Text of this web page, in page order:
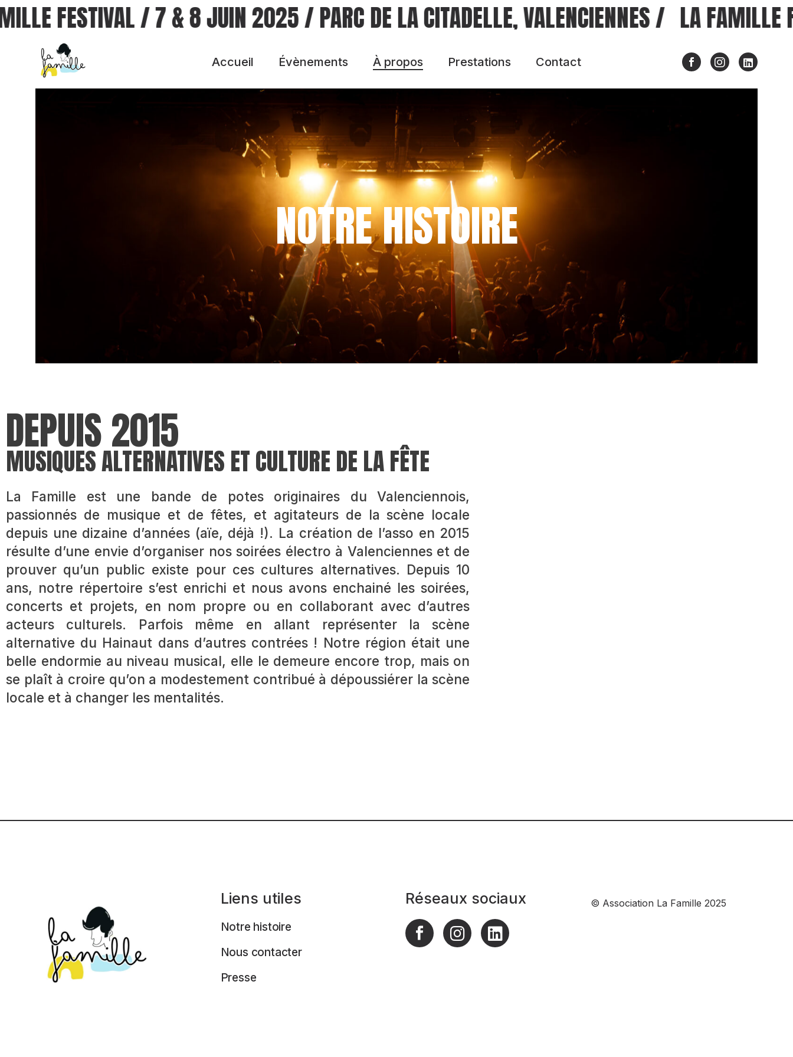
FESTIVAL/7 & 8 JUIN 2025/PARC DE LA CITADELLE, VALENCIENNES/ LA FAMILLE
Accueil Évènements
Festival
Passés
À propos
Notre histoire
Prestations
Nos artistes
Savoir-faire
Contact
Presse
NOTRE HISTOIRE
DEPUIS 2015
MUSIQUES ALTERNATIVES ET CULTURE DE LA FÊTE
La Famille est une bande de potes originaires du Valenciennois,
passionnés de musique et de fêtes, et agitateurs de la scène locale
depuis une dizaine d’années (aïe, déjà !). La création de l’asso en 2015
résulte d’une envie d’organiser nos soirées électro à Valenciennes et de
prouver qu’un public existe pour ces cultures alternatives. Depuis 10
ans, notre répertoire s’est enrichi et nous avons enchainé les soirées,
concerts et projets, en nom propre ou en collaborant avec d’autres
acteurs culturels. Parfois même en allant représenter la scène
alternative du Hainaut dans d’autres contrées ! Notre région était une
belle endormie au niveau musical, elle le demeure encore trop, mais on
se plaît à croire qu’on a modestement contribué à dépoussiérer la scène
locale et à changer les mentalités.
Liens utiles
Notre histoire
Nous contacter
Presse
Réseaux sociaux © Association La Famille 2025